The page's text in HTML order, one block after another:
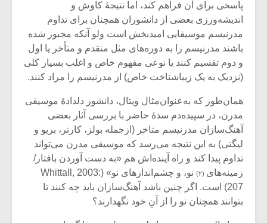
پاسخی برای آن فراهم کند، اما نتیجۀ کاوش و
اندیشه‌ورزی بعضی از دانشوران همچنان برای تداوم
مدرنیسم موسیقایی امیدبخش است ولو آنکه مجبور شده
باشند مدرنیسم را به دوره‌های مثل متقدم و متأخر یا اول
و دوم تقسیم کنند یا نوعی مفهوم خاص و اغلب بسیار کلی
(نزدیک به یک زیباشناخت خاص) از مدرنیسم را مراد کنند.
همان‌طور که به‌عنوان‌مثال ویتال، دانشور دلدادۀ موسیقی
مدرن، در سپیده‌دم سدۀ حاضر با بررسی آثار بعضی
آهنگ‌سازان مدرنیسم متاخر (ازجمله بولز، کارتر، بریو و
لیگتی) به این نتیجه می‌رسد که موسیقی مدرن می‌تواند
تداوم پیدا کند و راه آینده‌اش هم «به دست آوردن بافتار/
زمینه‌های (۲)
نو، و چشم‌اندازهای نو» (Whittall, 2003:
207) است. اگر چنین باشد آهنگ‌سازان باید چه کنند تا
بتوانند همچنان نو را از آنِ خود نگهدارند؟
میکلوش روژا
یادداشتی بر موسیقی
متن فیلم «متری
شیش و نیم»
اگر نمی توانی
مشهورترین باشی،
بدنام ترین باش
موریس ژار
موسیقی
موسیقی
برگزار